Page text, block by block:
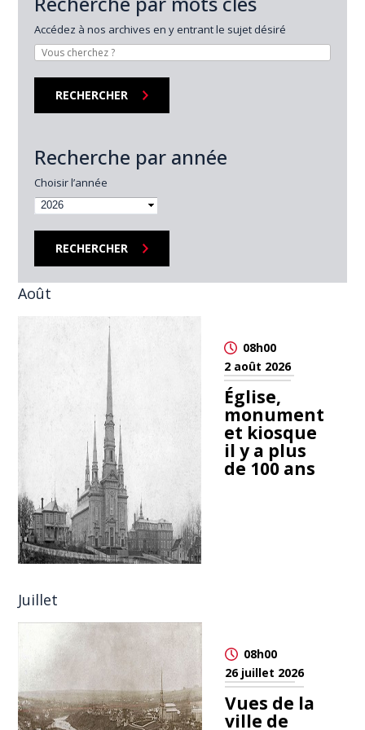
Accédez à nos archives en y entrant le sujet désiré
Recherche par année
Choisir l’année
2026
Août
08h00
2 août 2026
Église,
monument
et kiosque
il y a plus
de 100 ans
Juillet
08h00
26 juillet 2026
Vues de la
ville de